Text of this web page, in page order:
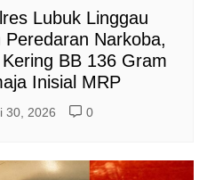
Lubuk Linggau
Narkoba,
BB 136 Gram
Inisial MRP
30, 2026 0